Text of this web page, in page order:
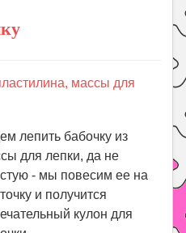
массы для
лепить бабочку из
для лепки, да не
- мы повесим ее на
и получится
кулон для